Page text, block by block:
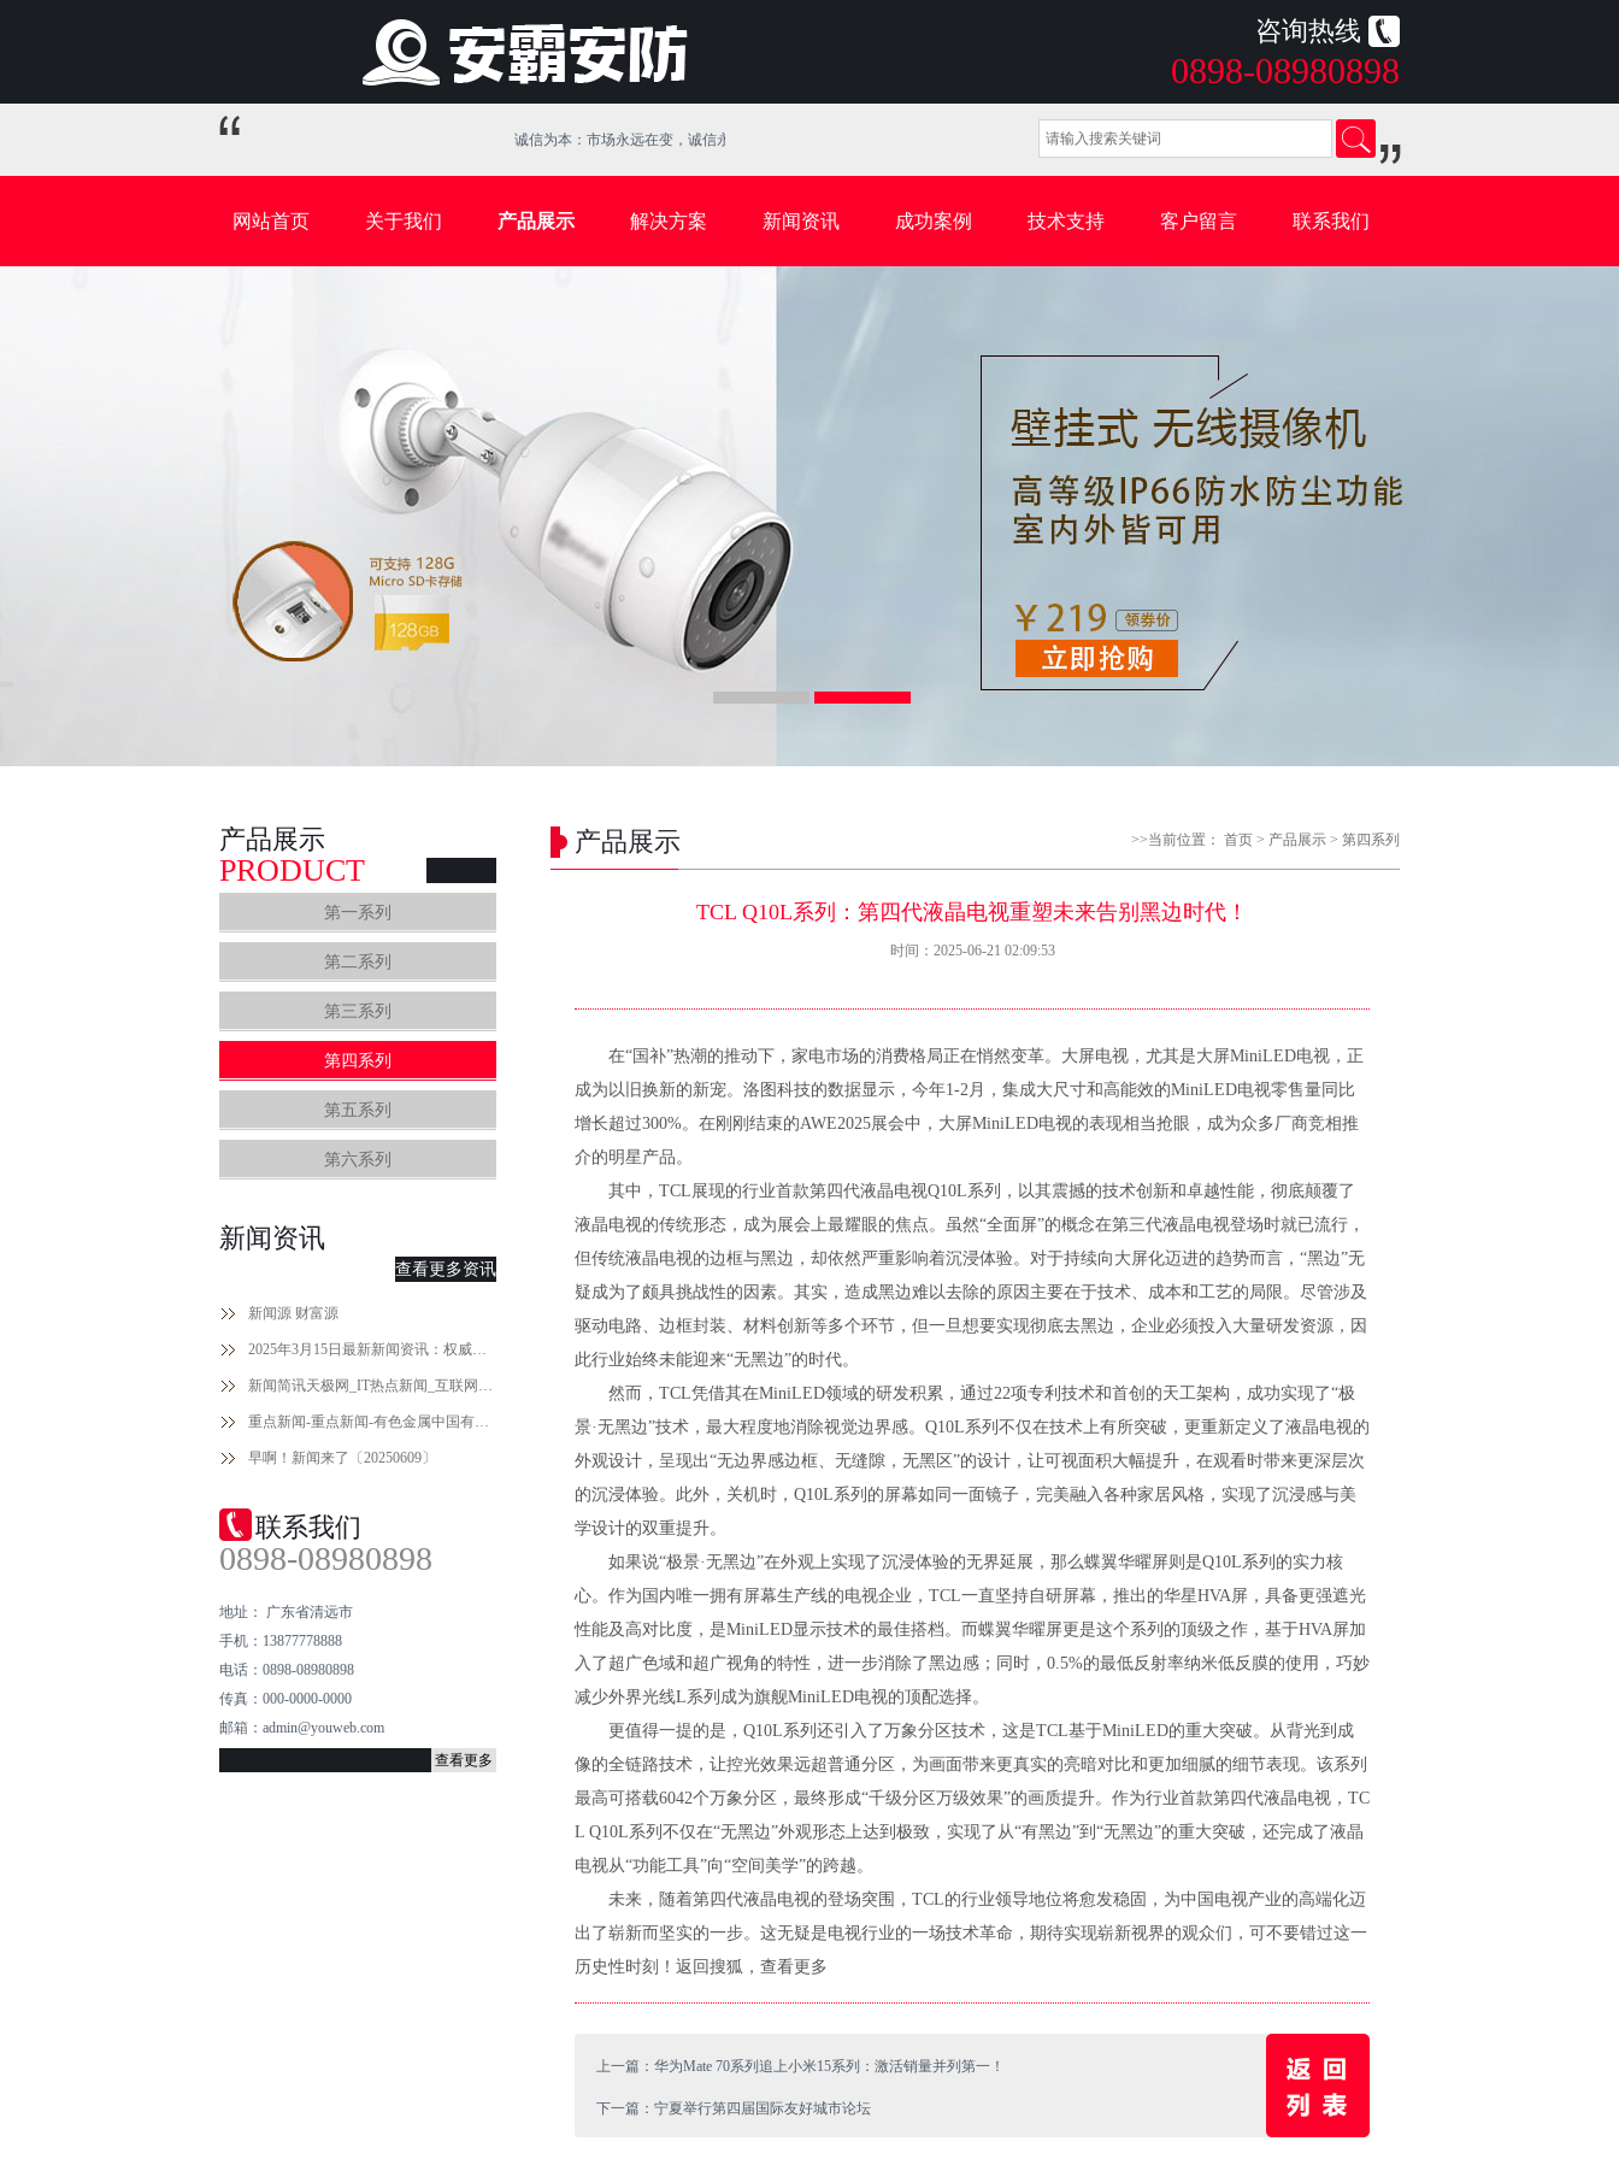
咨询热线
0898-08980898
诚信为本：市场永远在变，诚信永远不变。
网站首页 关于我们 产品展示 解决方案 新闻资讯 成功案例 技术支持 客户留言 联系我们
产品展示
PRODUCT
第一系列
第二系列
第三系列
第四系列
第五系列
第六系列
新闻资讯
查看更多资讯
新闻源 财富源
2025年3月15日最新新闻资讯：权威解读与前瞻分析！
新闻简讯天极网_IT热点新闻_互联网热点
重点新闻-重点新闻-有色金属中国有色网-中国金属报主办
早啊！新闻来了〔20250609〕
联系我们
0898-08980898
地址： 广东省清远市
手机：13877778888
电话：0898-08980898
传真：000-0000-0000
邮箱：admin@youweb.com
查看更多
产品展示 >>当前位置： 首页 > 产品展示 > 第四系列
TCL Q10L系列：第四代液晶电视重塑未来告别黑边时代！
时间：2025-06-21 02:09:53
在“国补”热潮的推动下，家电市场的消费格局正在悄然变革。大屏电视，尤其是大屏MiniLED电视，正
成为以旧换新的新宠。洛图科技的数据显示，今年1-2月，集成大尺寸和高能效的MiniLED电视零售量同比
增长超过300%。在刚刚结束的AWE2025展会中，大屏MiniLED电视的表现相当抢眼，成为众多厂商竞相推
介的明星产品。
其中，TCL展现的行业首款第四代液晶电视Q10L系列，以其震撼的技术创新和卓越性能，彻底颠覆了
液晶电视的传统形态，成为展会上最耀眼的焦点。虽然“全面屏”的概念在第三代液晶电视登场时就已流行，
但传统液晶电视的边框与黑边，却依然严重影响着沉浸体验。对于持续向大屏化迈进的趋势而言，“黑边”无
疑成为了颇具挑战性的因素。其实，造成黑边难以去除的原因主要在于技术、成本和工艺的局限。尽管涉及
驱动电路、边框封装、材料创新等多个环节，但一旦想要实现彻底去黑边，企业必须投入大量研发资源，因
此行业始终未能迎来“无黑边”的时代。
然而，TCL凭借其在MiniLED领域的研发积累，通过22项专利技术和首创的天工架构，成功实现了“极
景·无黑边”技术，最大程度地消除视觉边界感。Q10L系列不仅在技术上有所突破，更重新定义了液晶电视的
外观设计，呈现出“无边界感边框、无缝隙，无黑区”的设计，让可视面积大幅提升，在观看时带来更深层次
的沉浸体验。此外，关机时，Q10L系列的屏幕如同一面镜子，完美融入各种家居风格，实现了沉浸感与美
学设计的双重提升。
如果说“极景·无黑边”在外观上实现了沉浸体验的无界延展，那么蝶翼华曜屏则是Q10L系列的实力核
心。作为国内唯一拥有屏幕生产线的电视企业，TCL一直坚持自研屏幕，推出的华星HVA屏，具备更强遮光
性能及高对比度，是MiniLED显示技术的最佳搭档。而蝶翼华曜屏更是这个系列的顶级之作，基于HVA屏加
入了超广色域和超广视角的特性，进一步消除了黑边感；同时，0.5%的最低反射率纳米低反膜的使用，巧妙
减少外界光线L系列成为旗舰MiniLED电视的顶配选择。
更值得一提的是，Q10L系列还引入了万象分区技术，这是TCL基于MiniLED的重大突破。从背光到成
像的全链路技术，让控光效果远超普通分区，为画面带来更真实的亮暗对比和更加细腻的细节表现。该系列
最高可搭载6042个万象分区，最终形成“千级分区万级效果”的画质提升。作为行业首款第四代液晶电视，TC
L Q10L系列不仅在“无黑边”外观形态上达到极致，实现了从“有黑边”到“无黑边”的重大突破，还完成了液晶
电视从“功能工具”向“空间美学”的跨越。
未来，随着第四代液晶电视的登场突围，TCL的行业领导地位将愈发稳固，为中国电视产业的高端化迈
出了崭新而坚实的一步。这无疑是电视行业的一场技术革命，期待实现崭新视界的观众们，可不要错过这一
历史性时刻！返回搜狐，查看更多
上一篇：华为Mate 70系列追上小米15系列：激活销量并列第一！
下一篇：宁夏举行第四届国际友好城市论坛